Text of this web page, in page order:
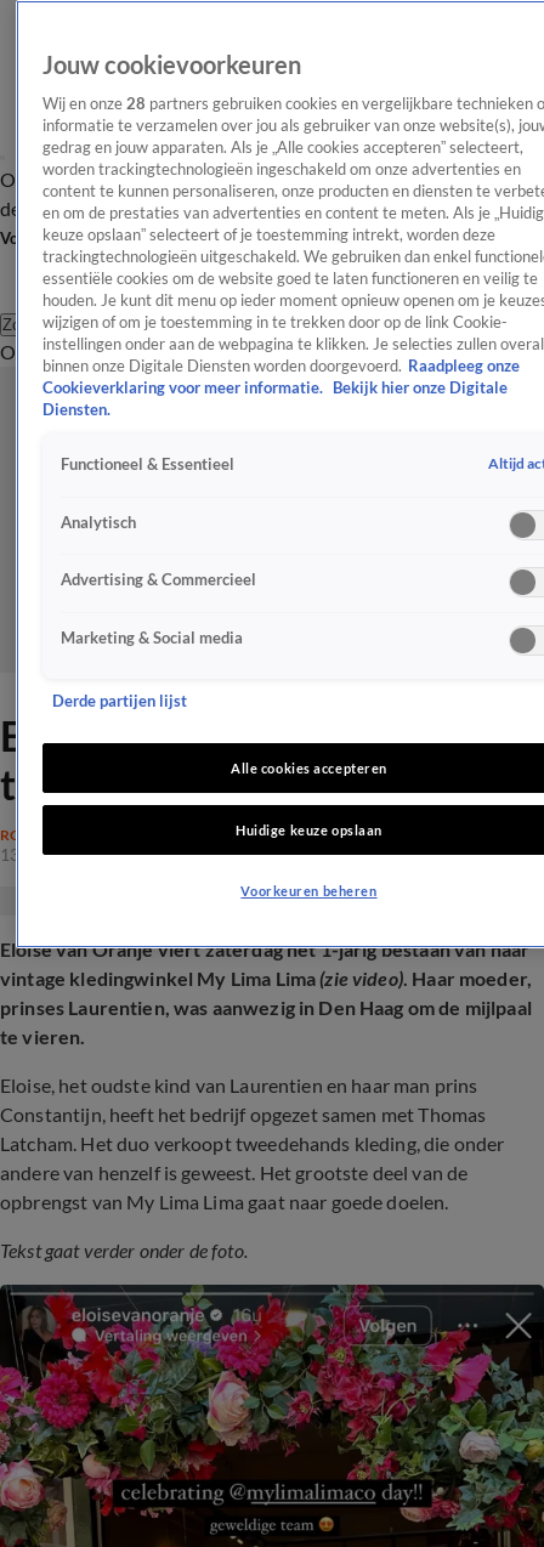
OverzichtAfleveringen Entertainment TV Algemeen
Tip
de redactieNieuwsbrief
Volg Shownieuws
Zoeken
OverzichtEntertainmentSpraakmakendRealityCrimeVideo's
Eloise van Oranje heeft iets
te vieren
ROYALTY
13 apr 2025, 14:01
Eloise van Oranje viert zaterdag het 1-jarig bestaan van haar
vintage kledingwinkel My Lima Lima(zie video). Haar moeder,
prinses Laurentien, was aanwezig in Den Haag om de mijlpaal
te vieren.
Eloise, het oudste kind van Laurentien en haar man prins
Constantijn, heeft het bedrijf opgezet samen met Thomas
Latcham. Het duo verkoopt tweedehands kleding, die onder
andere van henzelf is geweest. Het grootste deel van de
opbrengst van My Lima Lima gaat naar goede doelen.
Tekst gaat verder onder de foto.
Jouw cookievoorkeuren
Wij en onze 28 partners gebruiken cookies en vergelijkbare technieken
informatie te verzamelen over jou als gebruiker van onze website(s),
gedrag en jouw apparaten. Als je „Alle cookies accepteren” selecteert,
worden trackingtechnologieën ingeschakeld om onze advertenties en
content te kunnen personaliseren, onze producten en diensten te
en om de prestaties van advertenties en content te meten. Als je
keuze opslaan” selecteert of je toestemming intrekt, worden deze
trackingtechnologieën uitgeschakeld. We gebruiken dan enkel
essentiële cookies om de website goed te laten functioneren en veilig te
houden. Je kunt dit menu op ieder moment opnieuw openen om je
wijzigen of om je toestemming in te trekken door op de link Cookie-
instellingen onder aan de webpagina te klikken. Je selecties zullen overal
binnen onze Digitale Diensten worden doorgevoerd. Raadpleeg onze
Cookieverklaring voor meer informatie.
Bekijk hier onze Digitale
Diensten.
Functioneel & Essentieel Altijd
Analytisch
Advertising & Commercieel
Marketing & Social media
Derde partijen lijst
Alle cookies accepteren
Huidige keuze opslaan
Voorkeuren beheren